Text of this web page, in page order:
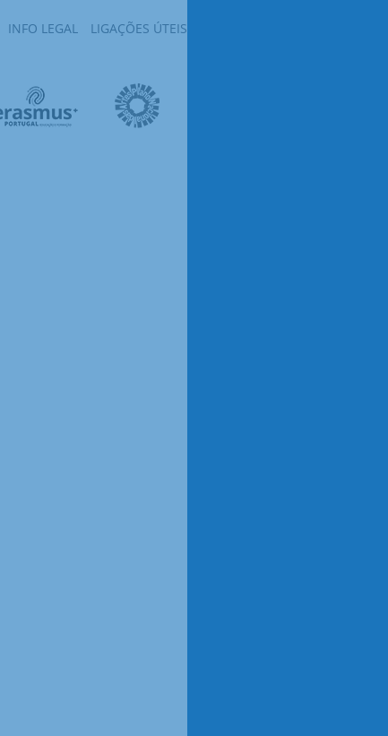
INFO LEGAL LIGAÇÕES ÚTEIS